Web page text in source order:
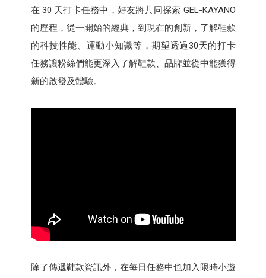
在 30 天打卡任務中，好友將共同探索 GEL-KAYANO
的歷程，從一開始的經典，到現在的創新，了解鞋款
的科技性能、運動小知識等，期望透過30天的打卡
任務讓粉絲們能更深入了解鞋款、品牌並從中能獲得
新的啟發及體驗。
除了傳遞鞋款資訊外，在每日任務中也加入限時小遊